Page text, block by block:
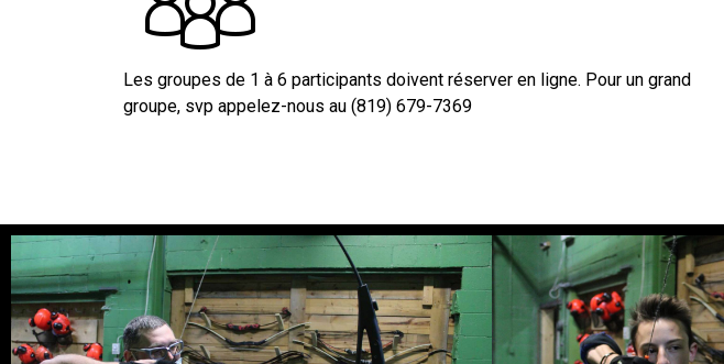
Les groupes de 1 à 6 participants doivent réserver en ligne. Pour un grand
groupe, svp appelez-nous au (819) 679-7369